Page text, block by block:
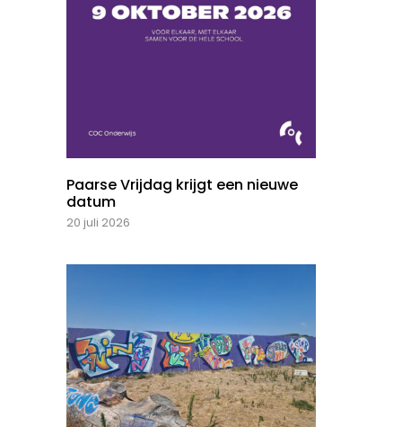
Paarse Vrijdag krijgt een nieuwe
datum
20 juli 2026